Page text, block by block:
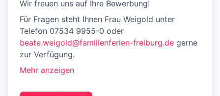
Wir freuen uns auf Ihre Bewerbung!
Für Fragen steht Ihnen Frau Weigold unter
Telefon 07534 9955-0 oder
beate.weigold@familienferien-freiburg.de gerne
zur Verfügung.
Mehr anzeigen